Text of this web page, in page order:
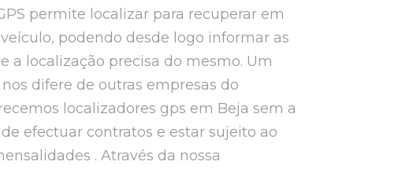
permite localizar para recuperar em
podendo desde logo informar as
a localização precisa do mesmo. Um
difere de outras empresas do
localizadores gps em Beja sem a
efectuar contratos e estar sujeito ao
. Através da nossa